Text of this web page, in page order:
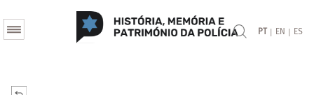
PT | EN | ES